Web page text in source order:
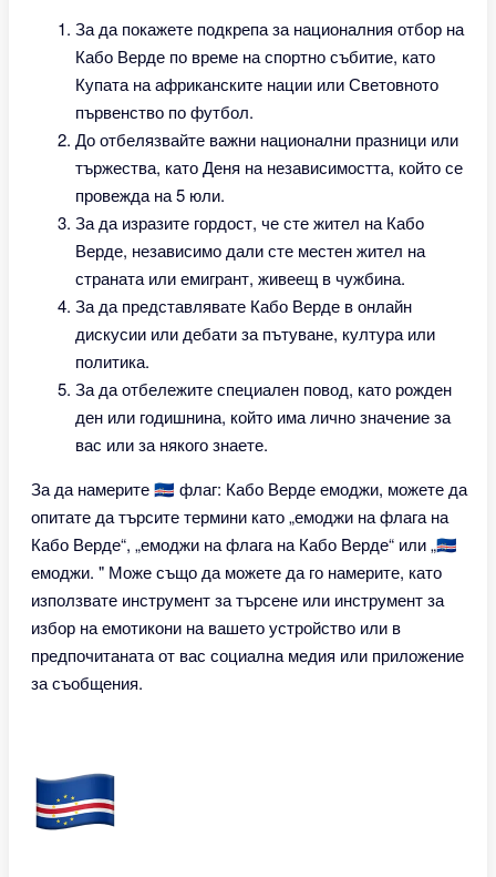
За да покажете подкрепа за националния отбор на
Кабо Верде по време на спортно събитие, като
Купата на африканските нации или Световното
първенство по футбол.
До отбелязвайте важни национални празници или
тържества, като Деня на независимостта, който се
провежда на 5 юли.
За да изразите гордост, че сте жител на Кабо
Верде, независимо дали сте местен жител на
страната или емигрант, живеещ в чужбина.
За да представлявате Кабо Верде в онлайн
дискусии или дебати за пътуване, култура или
политика.
За да отбележите специален повод, като рожден
ден или годишнина, който има лично значение за
вас или за някого знаете.
За да намерите 🇨🇻 флаг: Кабо Верде емоджи, можете да
опитате да търсите термини като „емоджи на флага на
Кабо Верде“, „емоджи на флага на Кабо Верде“ или „🇨🇻
емоджи. " Може също да можете да го намерите, като
използвате инструмент за търсене или инструмент за
избор на емотикони на вашето устройство или в
предпочитаната от вас социална медия или приложение
за съобщения.